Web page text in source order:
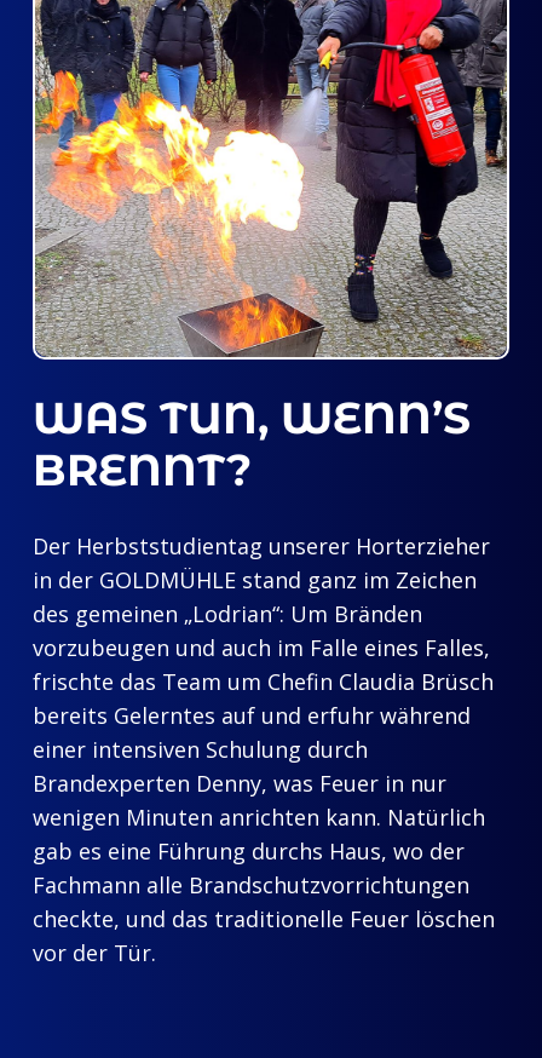
WAS TUN, WENN’S
BRENNT?
Der Herbststudientag unserer Horterzieher
in der GOLDMÜHLE stand ganz im Zeichen
des gemeinen „Lodrian“: Um Bränden
vorzubeugen und auch im Falle eines Falles,
frischte das Team um Chefin Claudia Brüsch
bereits Gelerntes auf und erfuhr während
einer intensiven Schulung durch
Brandexperten Denny, was Feuer in nur
wenigen Minuten anrichten kann. Natürlich
gab es eine Führung durchs Haus, wo der
Fachmann alle Brandschutzvorrichtungen
checkte, und das traditionelle Feuer löschen
vor der Tür.